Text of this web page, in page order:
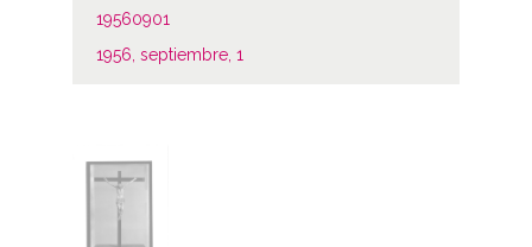
19560901
1956, septiembre, 1
Carpeta 231 - Positivos 33739 Signatura
originales: Celuloide 10x15, nº 2595